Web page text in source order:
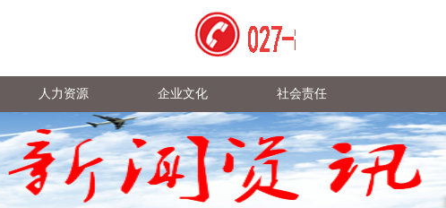
人力资源 企业文化 社会责任